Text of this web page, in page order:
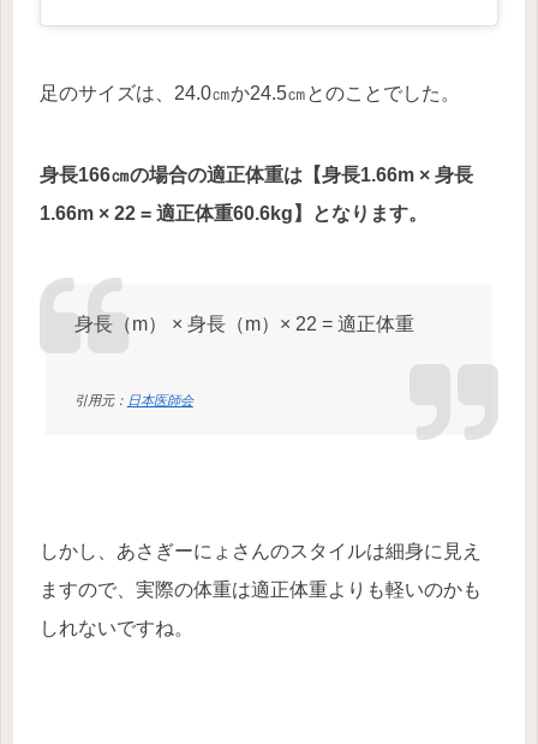
足のサイズは、24.0㎝か24.5㎝とのことでした。
身長166㎝の場合の適正体重は【身長1.66m × 身長
1.66m × 22 = 適正体重60.6kg】となります。
身長（m） × 身長（m）× 22 = 適正体重
引用元： 日本医師会
しかし、あさぎーにょさんのスタイルは細身に見え
ますので、実際の体重は適正体重よりも軽いのかも
しれないですね。